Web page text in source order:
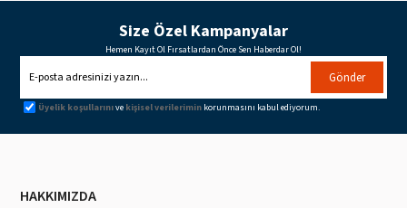
Size Özel Kampanyalar
Hemen Kayıt Ol Fırsatlardan Önce Sen Haberdar Ol!
Gönder
Üyelik koşullarınıve kişisel verilerimin korunmasını kabul ediyorum.
HAKKIMIZDA